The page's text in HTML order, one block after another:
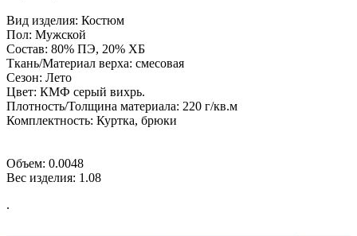
Вид изделия: Костюм
Пол: Мужской
Состав: 80% ПЭ, 20% ХБ
Ткань/Материал верха: смесовая
Сезон: Лето
Цвет: КМФ серый вихрь.
Плотность/Толщина материала: 220 г/кв.м
Комплектность: Куртка, брюки
Объем: 0.0048
Вес изделия: 1.08
.